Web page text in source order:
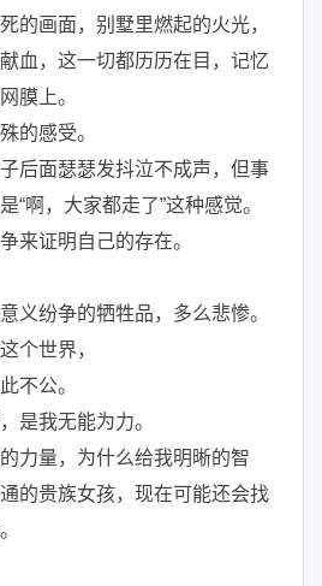
的画面，别墅里燃起的火光，
血，这一切都历历在目，记忆
膜上。
的感受。
后面瑟瑟发抖泣不成声，但事
“啊，大家都走了”这种感觉。
来证明自己的存在。
义纷争的牺牲品，多么悲惨。
个世界，
不公。
是我无能为力。
力量，为什么给我明晰的智
的贵族女孩，现在可能还会找